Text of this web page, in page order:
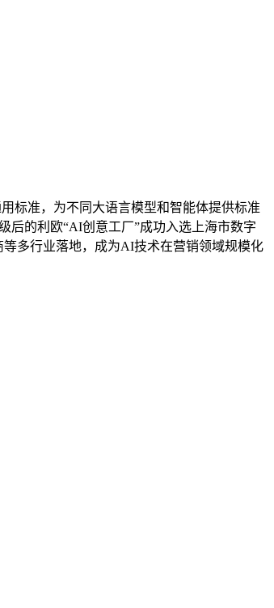
标准，为不同大语言模型和智能体提供标准
后的利欧“AI创意工厂”成功入选上海市数字
多行业落地，成为AI技术在营销领域规模化